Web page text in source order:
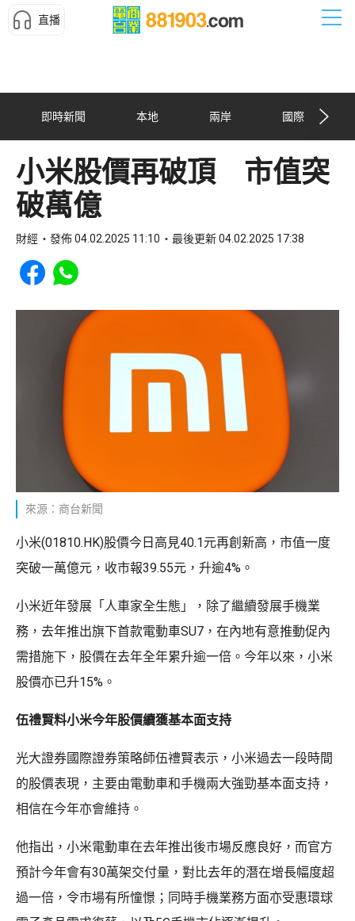
直播
即時新聞 本地 兩岸 國際
小米股價再破頂 市值突
破萬億
財經 發佈 04.02.2025 11:10 最後更新 04.02.2025 17:38
Share to Facebook
Share to WhatsApp
來源：商台新聞
小米(01810.HK)股價今日高見40.1元再創新高，市值一度
突破一萬億元，收市報39.55元，升逾4%。
小米近年發展「人車家全生態」，除了繼續發展手機業
務，去年推出旗下首款電動車SU7，在內地有意推動促內
需措施下，股價在去年全年累升逾一倍。今年以來，小米
股價亦已升15%。
伍禮賢料小米今年股價續獲基本面支持
光大證券國際證券策略師伍禮賢表示，小米過去一段時間
的股價表現，主要由電動車和手機兩大強勁基本面支持，
相信在今年亦會維持。
他指出，小米電動車在去年推出後市場反應良好，而官方
預計今年會有30萬架交付量，對比去年的潛在增長幅度超
過一倍，令市場有所憧憬；同時手機業務方面亦受惠環球